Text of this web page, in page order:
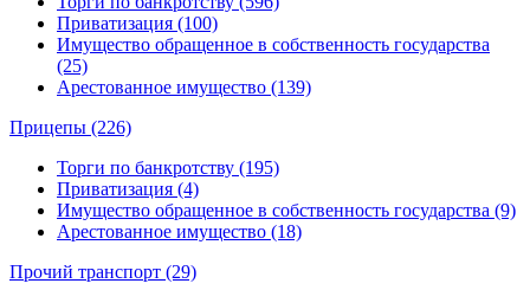
Приватизация (100)
Имущество обращенное в собственность государства
(25)
Арестованное имущество (139)
Прицепы (226)
Торги по банкротству (195)
Приватизация (4)
Имущество обращенное в собственность государства (9)
Арестованное имущество (18)
Прочий транспорт (29)